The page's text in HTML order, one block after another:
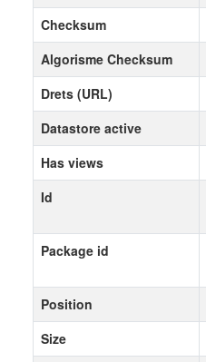
Checksum
Algorisme Checksum
Drets (URL)
Datastore active
Has views
Id
Package id
Position
Size